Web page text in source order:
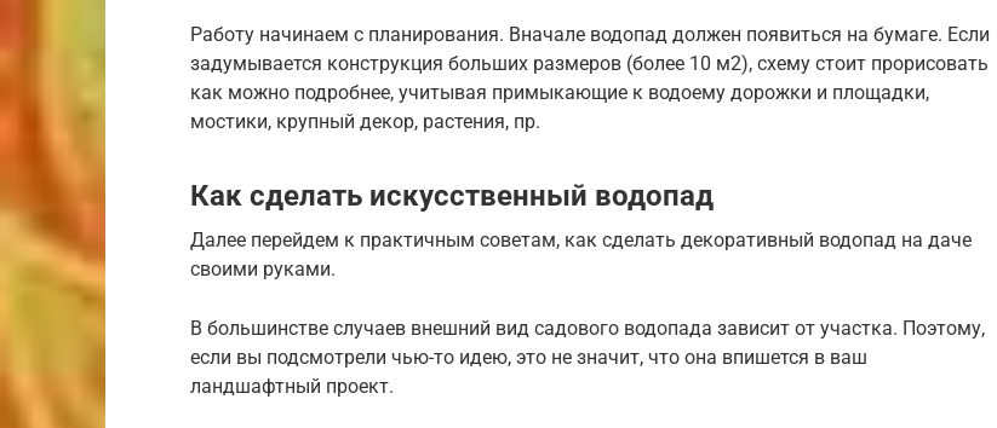
Работу начинаем с планирования. Вначале водопад должен появиться на бумаге. Если
задумывается конструкция больших размеров (более 10 м2), схему стоит прорисовать
как можно подробнее, учитывая примыкающие к водоему дорожки и площадки,
мостики, крупный декор, растения, пр.
Как сделать искусственный водопад
Далее перейдем к практичным советам, как сделать декоративный водопад на даче
своими руками.
В большинстве случаев внешний вид садового водопада зависит от участка. Поэтому,
если вы подсмотрели чью-то идею, это не значит, что она впишется в ваш
ландшафтный проект.